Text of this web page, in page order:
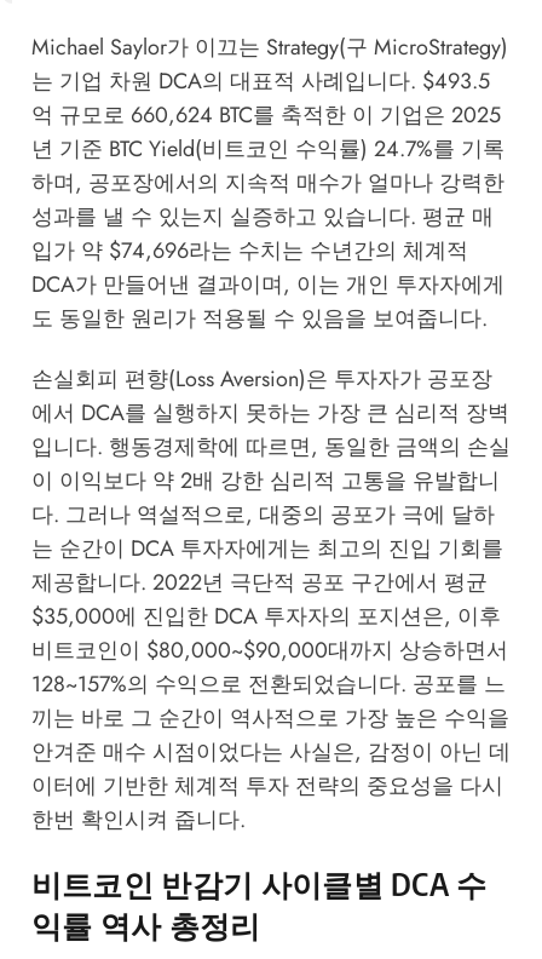
Michael Saylor가 이끄는 Strategy(구 MicroStrategy)
는 기업 차원 DCA의 대표적 사례입니다. $493.5
억 규모로 660,624 BTC를 축적한 이 기업은 2025
년 기준 BTC Yield(비트코인 수익률) 24.7%를 기록
하며, 공포장에서의 지속적 매수가 얼마나 강력한
성과를 낼 수 있는지 실증하고 있습니다. 평균 매
입가 약 $74,696라는 수치는 수년간의 체계적
DCA가 만들어낸 결과이며, 이는 개인 투자자에게
도 동일한 원리가 적용될 수 있음을 보여줍니다.
손실회피 편향(Loss Aversion)은 투자자가 공포장
에서 DCA를 실행하지 못하는 가장 큰 심리적 장벽
입니다. 행동경제학에 따르면, 동일한 금액의 손실
이 이익보다 약 2배 강한 심리적 고통을 유발합니
다. 그러나 역설적으로, 대중의 공포가 극에 달하
는 순간이 DCA 투자자에게는 최고의 진입 기회를
제공합니다. 2022년 극단적 공포 구간에서 평균
$35,000에 진입한 DCA 투자자의 포지션은, 이후
비트코인이 $80,000~$90,000대까지 상승하면서
128~157%의 수익으로 전환되었습니다. 공포를 느
끼는 바로 그 순간이 역사적으로 가장 높은 수익을
안겨준 매수 시점이었다는 사실은, 감정이 아닌 데
이터에 기반한 체계적 투자 전략의 중요성을 다시
한번 확인시켜 줍니다.
비트코인 반감기 사이클별 DCA 수
익률 역사 총정리